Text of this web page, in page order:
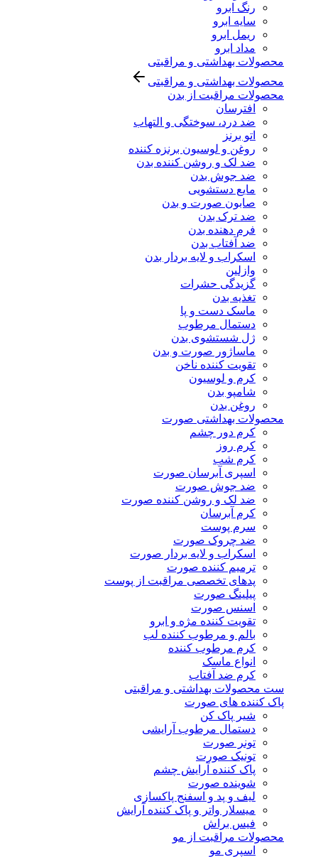
رنگ ابرو
سایه ابرو
ریمل ابرو
مداد ابرو
محصولات بهداشتی و مراقبتی
محصولات بهداشتی و مراقبتی
محصولات مراقبت از بدن
افترسان
ضد درد، سوختگی و التهاب
اتو برنز
روغن و لوسیون برنزه کننده
ضد لک و روشن کننده بدن
ضد جوش بدن
مایع دستشویی
صابون صورت و بدن
ضد ترک بدن
فرم دهنده بدن
ضد آفتاب بدن
اسکراب و لایه بردار بدن
وازلین
گزیدگی حشرات
تغذیه بدن
ماسک دست و پا
دستمال مرطوب
ژل شستشوی بدن
ماساژور صورت و بدن
تقویت کننده ناخن
کرم و لوسیون
شامپو بدن
روغن بدن
محصولات بهداشتی صورت
کرم دور چشم
کرم روز
کرم شب
اسپری آبرسان صورت
ضد جوش صورت
ضد لک و روشن کننده صورت
کرم آبرسان
سرم پوست
ضد چروک صورت
اسکراب و لایه بردار صورت
ترمیم کننده صورت
پدهای تخصصی مراقبت از پوست
پیلینگ صورت
اسنس صورت
تقویت کننده مژه و ابرو
بالم و مرطوب کننده لب
کرم مرطوب کننده
انواع ماسک
کرم ضد آفتاب
ست محصولات بهداشتی و مراقبتی
پاک کننده های صورت
شیر پاک کن
دستمال مرطوب آرایشی
تونر صورت
تونیک صورت
پاک کننده آرایش چشم
شوینده صورت
لیف و پد و اسفنج پاکسازی
میسلار واتر و پاک کننده آرایش
فیس براش
محصولات مراقبت از مو
اسپری مو